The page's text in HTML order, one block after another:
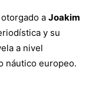
a Joakim
y su
a nivel
náutico europeo.